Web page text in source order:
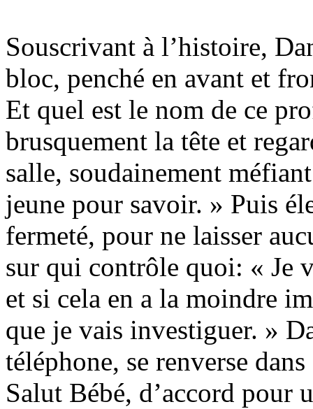
Souscrivant à l’histoire,
bloc, penché en avant et
Et quel est le nom de ce
brusquement la tête et
salle, soudainement
jeune pour savoir. » Puis
fermeté, pour ne laisser
sur qui contrôle quoi: « Je
et si cela en a la moindre
que je vais investiguer. »
téléphone, se renverse
Salut Bébé, d’accord pour